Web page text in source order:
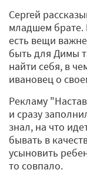
Сергей
младшем брате.
есть вещи
быть для Димы
найти себя, в
ивановец о
Рекламу
и сразу
знал, на что
бывать в
усыновить
то совпало.